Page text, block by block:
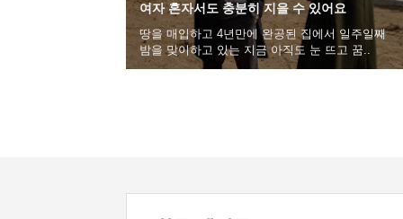
여자 혼자서도 충분히 지을 수 있어요
땅을 매입하고 4년만에 완공된 집에서 일주일째
밤을 맞이하고 있는 지금 아직도 눈 뜨고 꿈..